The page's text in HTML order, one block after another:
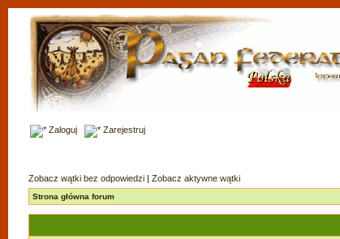
Zaloguj Zarejestruj
Zobacz wątki bez odpowiedzi | Zobacz aktywne wątki
Strona główna forum